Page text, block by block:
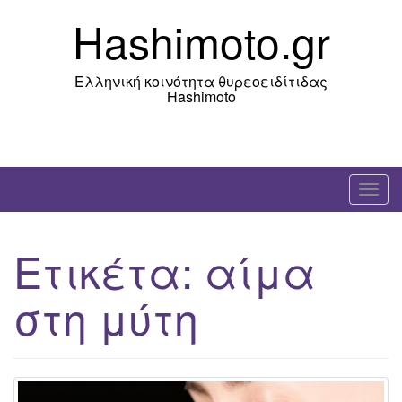
Hashimoto.gr
Ελληνική κοινότητα θυρεοειδίτιδας
Hashimoto
T
o
v
Ετικέτα: αίμα
στη μύτη